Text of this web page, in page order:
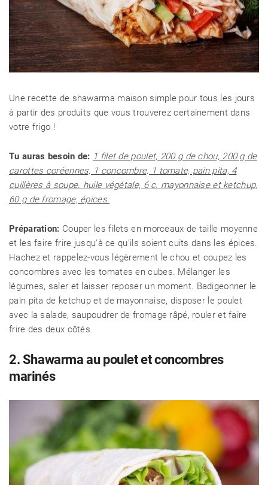
Une recette de shawarma maison simple pour tous les jours
à partir des produits que vous trouverez certainement dans
votre frigo !
Tu auras besoin de: 1 filet de poulet, 200 g de chou, 200 g de
carottes coréennes, 1 concombre, 1 tomate, pain pita, 4
cuillères à soupe. huile végétale, 6 c. mayonnaise et ketchup,
60 g de fromage, épices.
Préparation: Couper les filets en morceaux de taille moyenne
et les faire frire jusqu'à ce qu'ils soient cuits dans les épices.
Hachez et rappelez-vous légèrement le chou et coupez les
concombres avec les tomates en cubes. Mélanger les
légumes, saler et laisser reposer un moment. Badigeonner le
pain pita de ketchup et de mayonnaise, disposer le poulet
avec la salade, saupoudrer de fromage râpé, rouler et faire
frire des deux côtés.
2. Shawarma au poulet et concombres
marinés
CÉLÉBRITÉS
LA BEAUTÉ
MODE DE VIE
MAISON ET FAMILLE